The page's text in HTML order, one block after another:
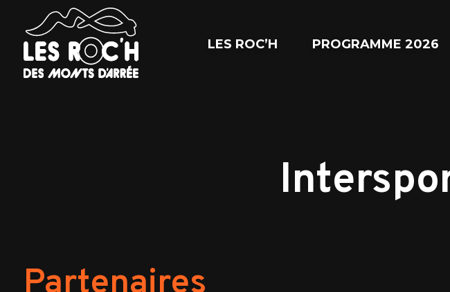
LES ROC’H PROGRAMME 2026